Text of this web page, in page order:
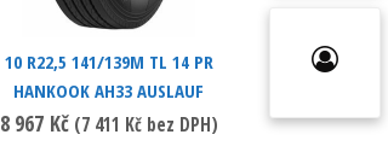
10 R22,5 141/139M TL 14 PR
HANKOOK AH33 AUSLAUF
8 967 Kč (7 411 Kčbez DPH)